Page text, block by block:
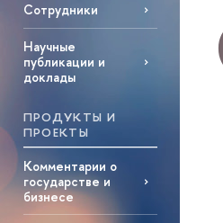
Сотрудники
Научные
публикации и
доклады
ПРОДУКТЫ И
ПРОЕКТЫ
Комментарии о
государстве и
бизнесе